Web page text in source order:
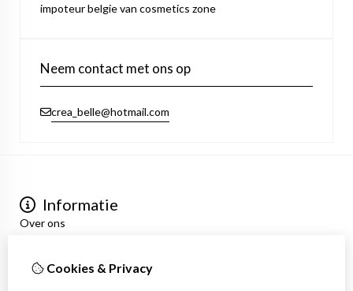
impoteur belgie van cosmetics zone
Neem contact met ons op
crea_belle@hotmail.com
Informatie
Over ons
Algemene voorwaarden
Mijn account
Cookies & Privacy